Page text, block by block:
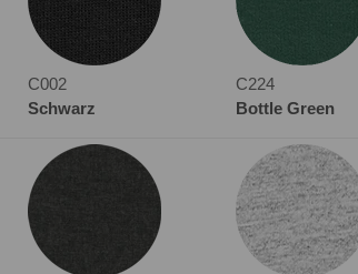
C002
Schwarz
C224
Bottle Green